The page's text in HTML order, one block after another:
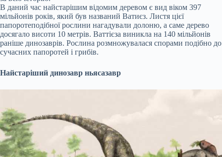
В даний час найстарішим відомим деревом є вид віком 397
мільйонів років, який був названий Ватиєз. Листя цієї
папоротеподібної рослини нагадували долоню, а саме дерево
досягало висоти 10 метрів. Ваттієза виникла на 140 мільйонів
раніше динозаврів. Рослина розмножувалася спорами подібно до
сучасних папоротей і грибів.
Найстаріший динозавр ньясазавр